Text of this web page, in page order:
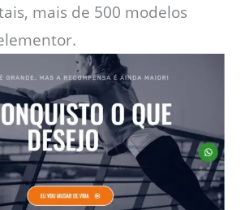
mais de 500 modelos